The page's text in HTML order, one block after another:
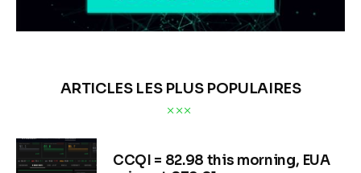
ARTICLES LES PLUS POPULAIRES
CCQI = 82.98 this morning, EUA